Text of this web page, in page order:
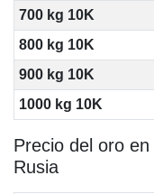
700 kg 10K
800 kg 10K
900 kg 10K
1000 kg 10K
Precio del oro
Rusia